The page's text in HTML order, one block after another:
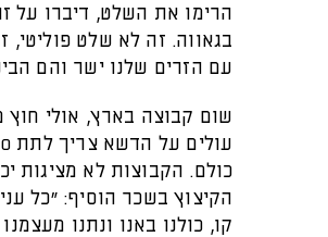
הרימו את השלט, דיברו על
בגאווה. זה לא שלט פוליטי,
עם הזרים שלנו ישר והם
שום קבוצה בארץ, אולי חוץ
כולם. הקבוצות לא מציגות
הקיצוץ בשכר הוסיף: "כל
קו, כולנו באנו ונתנו